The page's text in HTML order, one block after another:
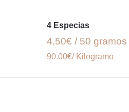
4 Especias
4,50€ / 50 gramos
90.00€/ Kilogramo